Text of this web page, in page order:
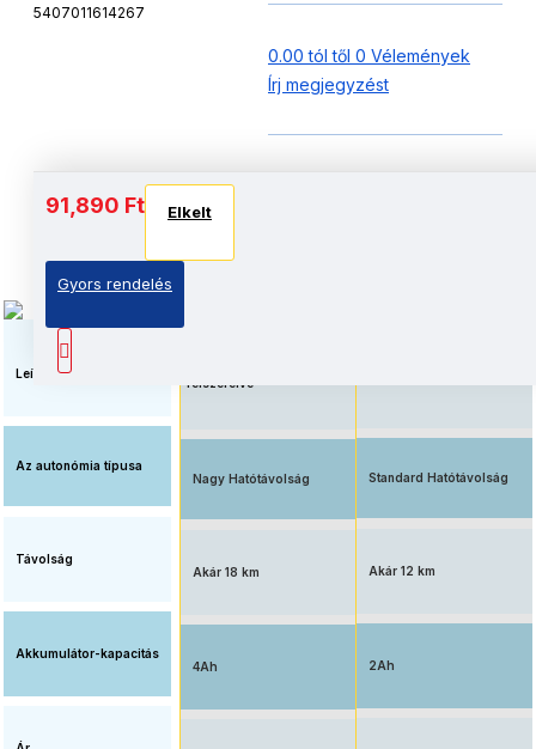
5407011614267
0.00 tól től 0 Vélemények
Írj megjegyzést
91,890 Ft Elkelt
Gyors rendelés
Akkumulátor és autonómia
Leírás
Az autonómia típusa
Távolság
Akkumulátor-kapacitás
felszerelve
Nagy Hatótávolság
Akár 18 km
4Ah
Standard Hatótávolság
Akár 12 km
2Ah